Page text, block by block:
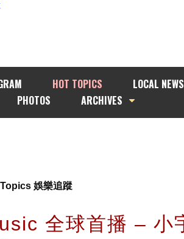
HOT TOPICS
LOCAL NEWS
PHOTOS ARCHIVES
娛樂追蹤
全球首播 – 小